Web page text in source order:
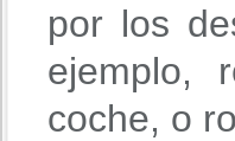
por los
ejemplo,
coche, o